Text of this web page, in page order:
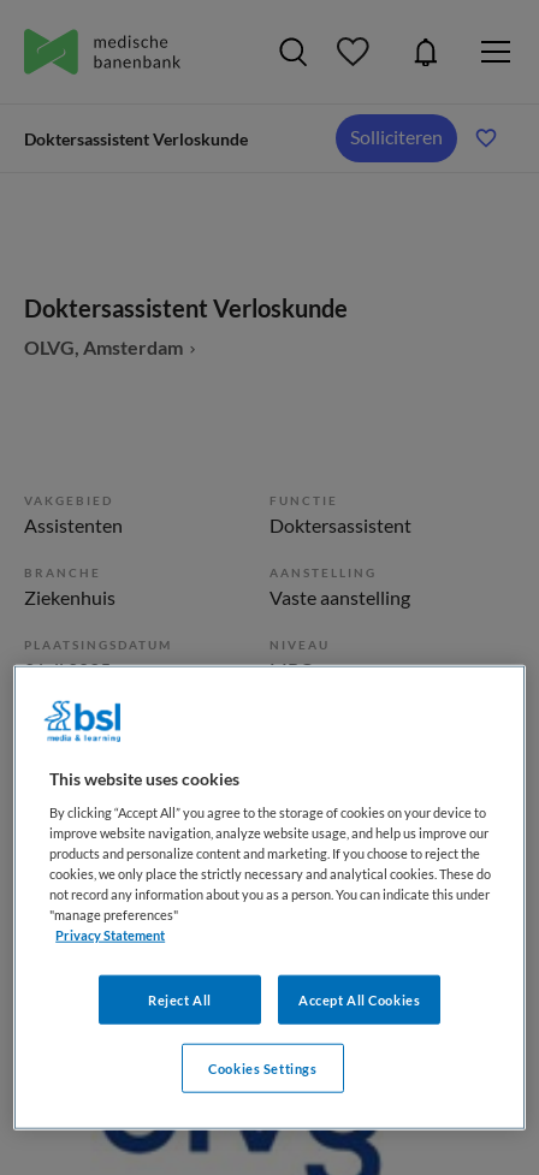
Doktersassistent Verloskunde Solliciteren
Doktersassistent Verloskunde
OLVG, Amsterdam
VAKGEBIED
Assistenten
FUNCTIE
Doktersassistent
BRANCHE
Ziekenhuis
AANSTELLING
Vaste aanstelling
PLAATSINGSDATUM
2 juli 2025
NIVEAU
MBO
ERVARING
Starter
Vacature niet beschikbaar
Deze vacature Doktersassistent Verloskunde bij OLVG is
niet meer actueel. Hieronder staan enkele vergelijkbare
vacatures die voor u wellicht interessant zijn.
This website uses cookies
By clicking “Accept All” you agree to the storage of cookies on your device to
improve website navigation, analyze website usage, and help us improve our
products and personalize content and marketing. If you choose to reject the
cookies, we only place the strictly necessary and analytical cookies. These do
not record any information about you as a person. You can indicate this under
"manage preferences"
Privacy Statement
Reject All Accept All Cookies
Cookies Settings